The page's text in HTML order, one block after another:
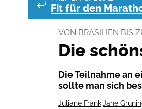
Fit für den
VON BRASILIEN BIS
Die
Die Teilnahme an
sollte man sich
Juliane FrankJane